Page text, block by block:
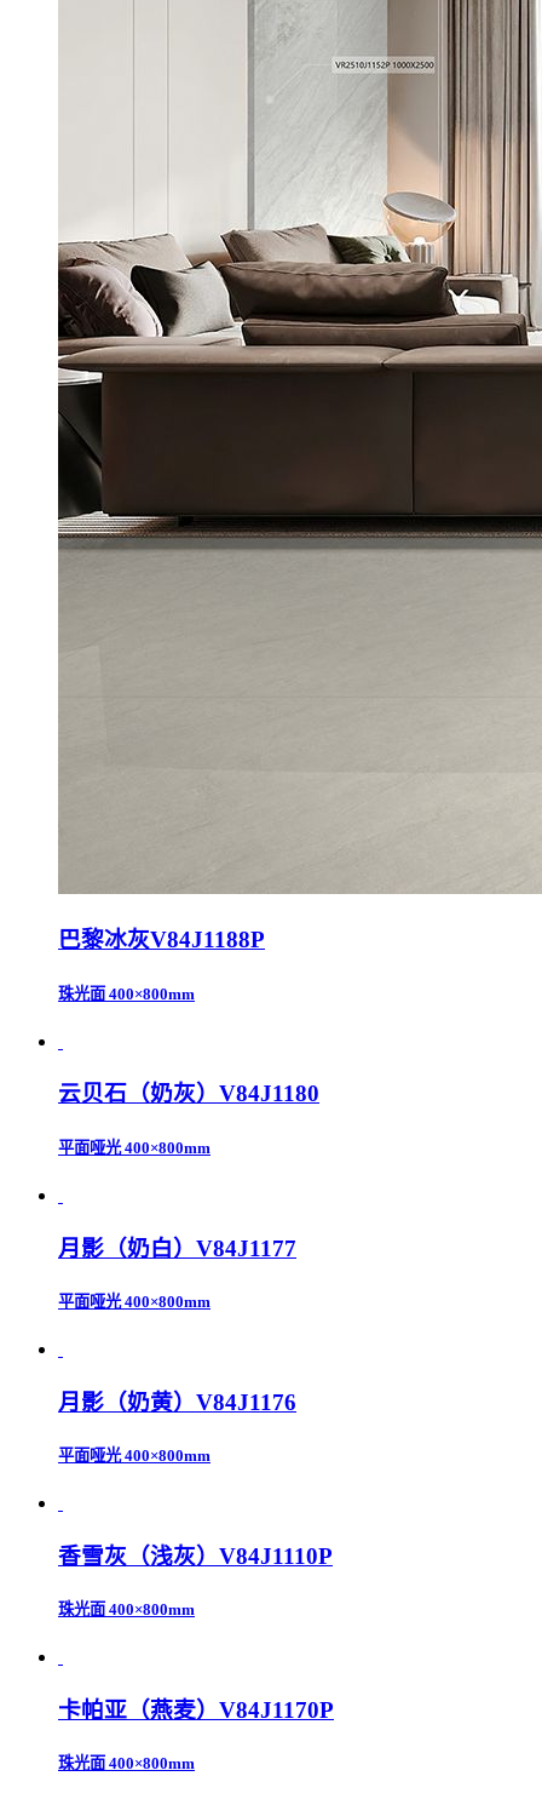
巴黎冰灰V84J1188P
珠光面 400×800mm
云贝石（奶灰）V84J1180
平面哑光 400×800mm
月影（奶白）V84J1177
平面哑光 400×800mm
月影（奶黄）V84J1176
平面哑光 400×800mm
香雪灰（浅灰）V84J1110P
珠光面 400×800mm
卡帕亚（燕麦）V84J1170P
珠光面 400×800mm